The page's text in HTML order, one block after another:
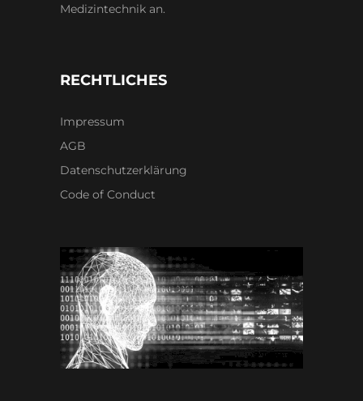
Medizintechnik an.
RECHTLICHES
Impressum
AGB
Datenschutzerklärung
Code of Conduct